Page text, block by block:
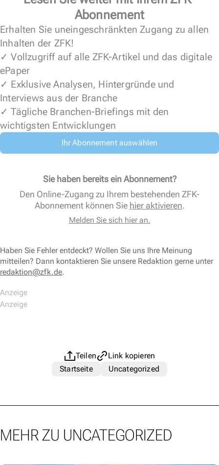
Abonnement
Erhalten Sie uneingeschränkten Zugang zu allen
Inhalten der ZFK!
✓ Vollzugriff auf alle ZFK-Artikel und das digitale
ePaper
✓ Exklusive Analysen, Hintergründe und
Interviews aus der Branche
✓ Tägliche Branchen-Briefings mit den
wichtigsten Entwicklungen
Ihr Abonnement auswählen
Sie haben bereits ein Abonnement?
Den Online-Zugang zu Ihrem bestehenden ZFK-
Abonnement können Sie hier aktivieren.
Melden Sie sich hier an.
Haben Sie Fehler entdeckt? Wollen Sie uns Ihre Meinung
mitteilen? Dann kontaktieren Sie unsere Redaktion gerne unter
redaktion@zfk.de.
Teilen
Link kopieren
Startseite
Uncategorized
MEHR ZU UNCATEGORIZED